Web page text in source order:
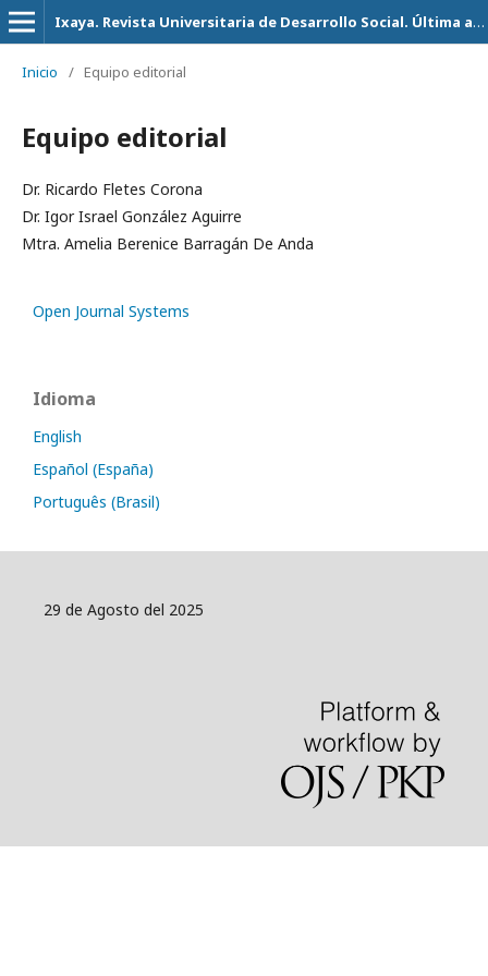
Ixaya. Revista Universitaria de Desarrollo Social. Última actualización 14 de Julio del 2026
Inicio / Equipo editorial
Equipo editorial
Dr. Ricardo Fletes Corona
Dr. Igor Israel González Aguirre
Mtra. Amelia Berenice Barragán De Anda
Open Journal Systems
Idioma
English
Español (España)
Português (Brasil)
29 de Agosto del 2025